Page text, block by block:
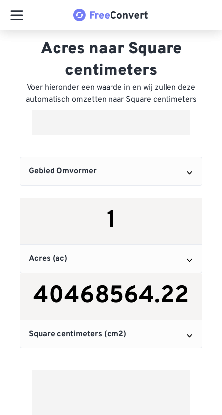
Acres naar Square
centimeters
Voer hieronder een waarde in en wij zullen deze
automatisch omzetten naar Square centimeters